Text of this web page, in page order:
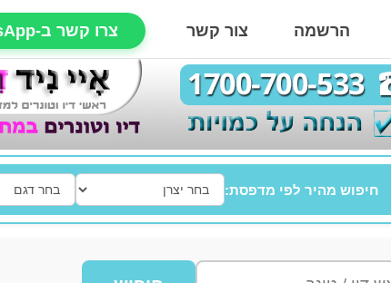
הרשמה צור קשר צרו קשר ב-WhatsApp
חיפוש מהיר לפי מדפסת: